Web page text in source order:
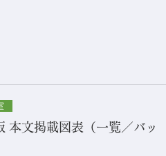
本文掲載図表（一覧／バッ